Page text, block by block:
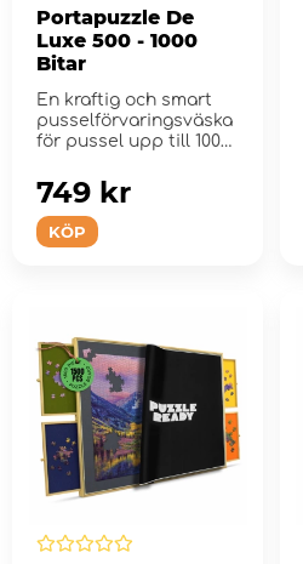
Portapuzzle De
Luxe 500 - 1000
Bitar
En kraftig och smart
pusselförvaringsväska
för pussel upp till 1000
KÖP
749 kr